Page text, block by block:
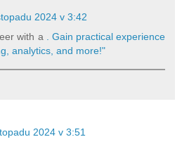
2024 v 3:42
with a . Gain practical experience
analytics, and more!"
2024 v 3:51